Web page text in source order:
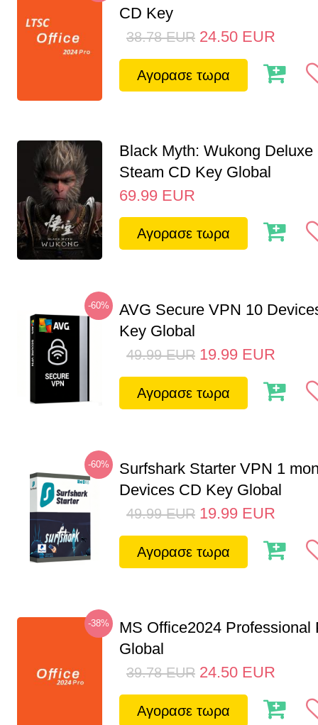
CD Key
38.78 EUR 24.50 EUR
Αγορασε τωρα
Black Myth: Wukong Deluxe
Steam CD Key Global
69.99 EUR
Αγορασε τωρα
-60%
AVG Secure VPN 10
Key Global
49.99 EUR 19.99 EUR
Αγορασε τωρα
-60%
Surfshark Starter VPN 1
Devices CD Key Global
49.99 EUR 19.99 EUR
Αγορασε τωρα
-38%
MS Office2024 Professional
Global
39.78 EUR 24.50 EUR
Αγορασε τωρα